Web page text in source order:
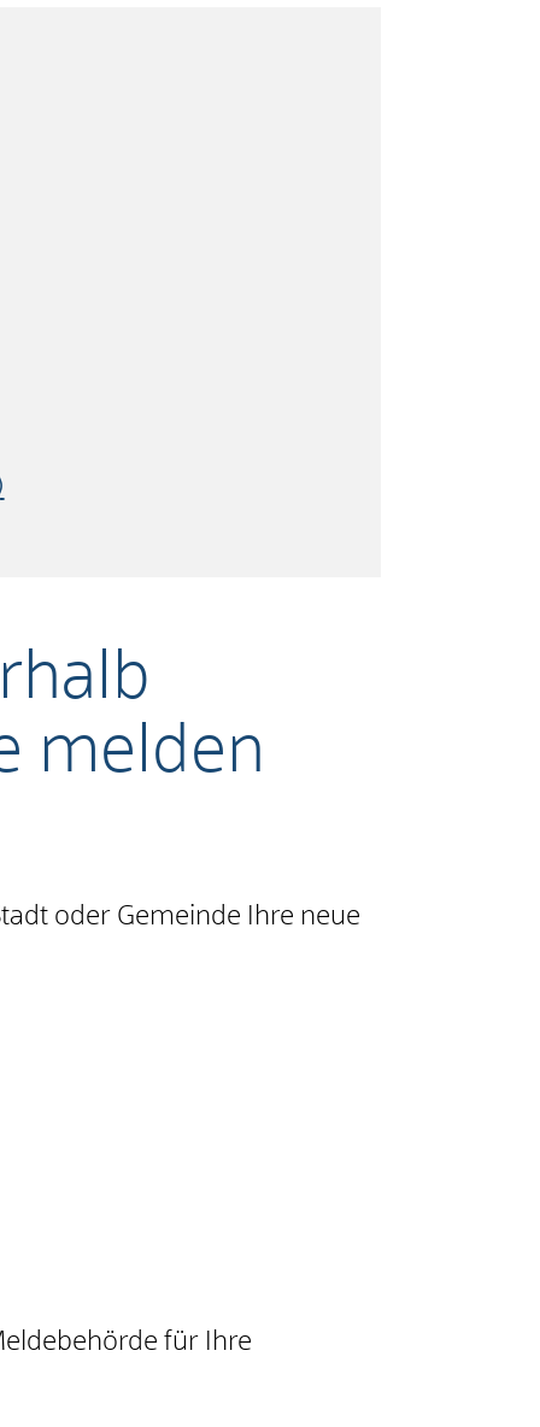
melden
oder Gemeinde Ihre neue
für Ihre